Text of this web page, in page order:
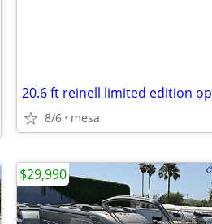
20.6 ft reinell limited edition
8/6 mesa
$29,990